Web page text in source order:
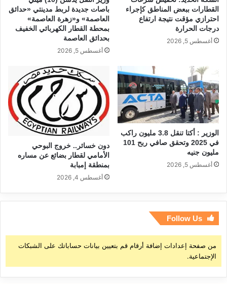
القطارات ببعض المناطق كإجراء
احترازي مؤقت نتيجة ارتفاع
درجات الحرارة
أغسطس 5, 2026
باصات جديدة لربط مدينتي «حدائق
العاصمة» و«زهرة العاصمة»
بمحطة القطار الكهربائي الخفيف
بحدائق العاصمة
أغسطس 5, 2026
الوزير : أكتا تنقل 3.8 مليون راكب
في 2025 وتحقق صافي ربح 101
مليون جنيه
أغسطس 5, 2026
دون خسائر.. خروج البوحي
الأمامي لقطار بضائع عن مساره
بمنطقة إمبابة
أغسطس 4, 2026
Follow Us
من صفحة إعدادات إضافة أرقام قم بتعيين بيانات حساباتك على الشبكات
الإجتماعية.